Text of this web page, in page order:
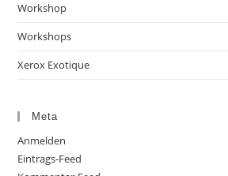
Workshop
Workshops
Xerox Exotique
Meta
Anmelden
Eintrags-Feed